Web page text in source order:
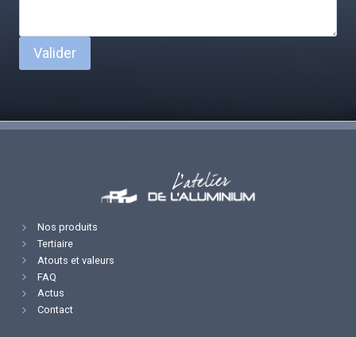
Valider
Nos produits
Tertiaire
Atouts et valeurs
FAQ
Actus
Contact